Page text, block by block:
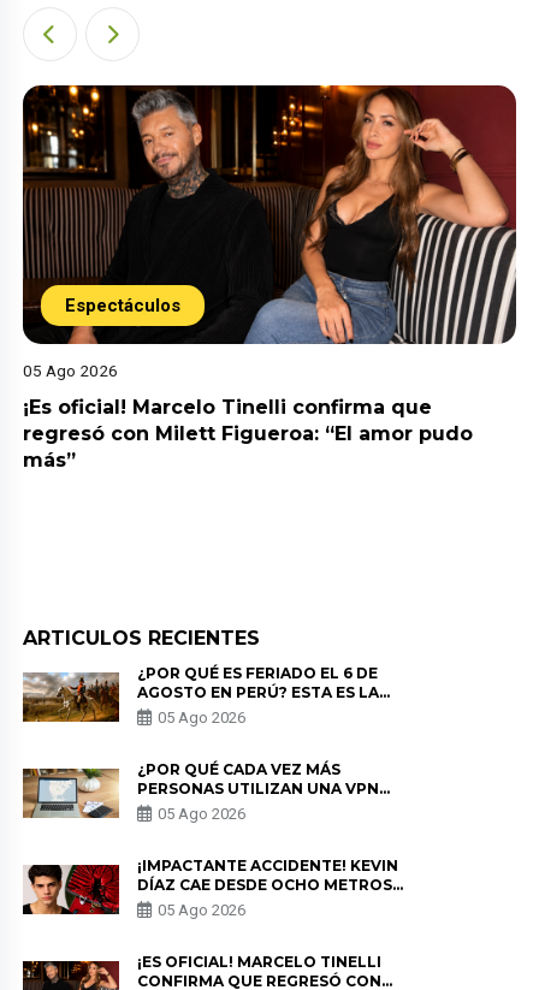
Espectáculos
05 Ago 2026
¡Es oficial! Marcelo Tinelli confirma que
regresó con Milett Figueroa: “El amor pudo
más”
ARTICULOS RECIENTES
¿POR QUÉ ES FERIADO EL 6 DE
AGOSTO EN PERÚ? ESTA ES LA
HISTORIA
05 Ago 2026
¿POR QUÉ CADA VEZ MÁS
PERSONAS UTILIZAN UNA VPN
PARA PROTEGER SU
PRIVACIDAD?
05 Ago 2026
¡IMPACTANTE ACCIDENTE! KEVIN
DÍAZ CAE DESDE OCHO METROS
EN “ESTO ES GUERRA” Y GENERA
PREOCUPACIÓN
05 Ago 2026
¡ES OFICIAL! MARCELO TINELLI
CONFIRMA QUE REGRESÓ CON